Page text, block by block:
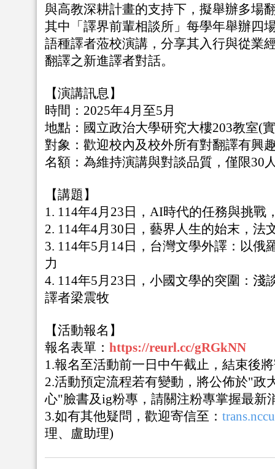
與高教深耕計畫的支持下，擬舉辦多場
其中「譯界前輩相談所」每學年舉辦四
語種譯者蒞校演講，分享其入行與從業
翻譯之新進譯者對話。
【演講訊息】
時間：2025年4月至5月
地點：國立政治大學研究大樓203教室(
對象：歡迎校內及校外所有對翻譯有興
名額：為維持演講與對談品質，僅限30
【講題】
1. 114年4月23日，AI時代的任務與挑戰
2. 114年4月30日，藝界人生的始末，法
3. 114年5月14日，台灣文學外譯：以俄
力
4. 114年5月23日，小國文學的突圍：淺
譯者梁震牧
【活動報名】
報名表單： https://reurl.cc/gRGkNN
1.報名至活動前一日中午截止，結束後
2.活動預定流程若有變動，將公佈於"政
心"臉書及ig粉專，請關注粉專掌握最新
3.如有其他疑問，歡迎寄信至：
理、盧助理)